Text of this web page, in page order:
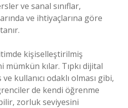
ve sanal sınıflar,
ve ihtiyaçlarına göre
kişiselleştirilmiş
kılar. Tıpkı dijital
kullanıcı odaklı olması gibi,
de kendi öğrenme
zorluk seviyesini